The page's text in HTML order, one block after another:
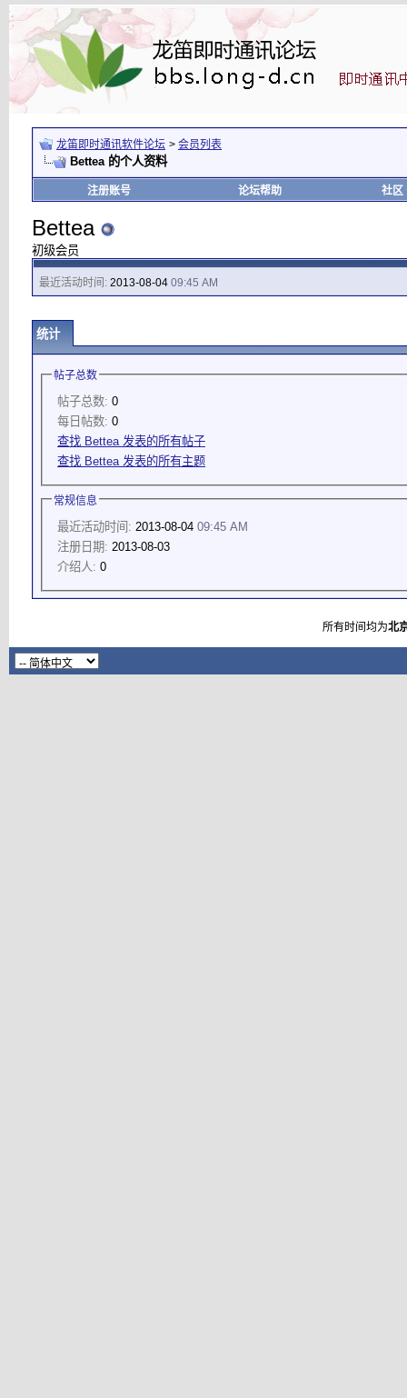
龙笛即时通讯软件论坛 > 会员列表
Bettea 的个人资料
注册账号 论坛帮助 社区
Bettea
初级会员
最近活动时间: 2013-08-04 09:45 AM
统计
帖子总数
帖子总数: 0
每日帖数: 0
查找 Bettea 发表的所有帖子
查找 Bettea 发表的所有主题
常规信息
最近活动时间: 2013-08-04 09:45 AM
注册日期: 2013-08-03
介绍人: 0
所有时间均为北